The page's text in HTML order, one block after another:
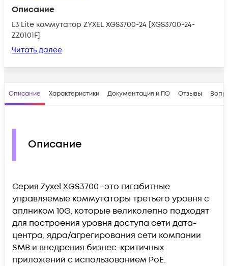
Описание
L3 Lite коммутатор ZYXEL XGS3700-24 [XGS3700-24-
ZZ0101F]
Читать далее
Описание Характеристики Документация и ПО Отзывы
Описание
Серия Zyxel XGS3700 -это гигабитные
управляемые коммутаторы третьего уровня с
аплником 10G, которые великолепно подходят
для построения уровня доступа сети дата-
центра, ядра/агрегирования сети компании
SMB и внедрения бизнес-критичных
приложений с использованием PoE.